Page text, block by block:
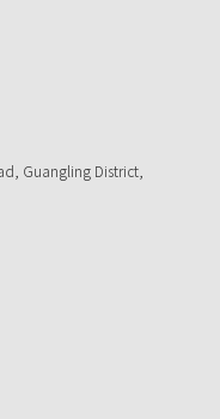
Guangling District,